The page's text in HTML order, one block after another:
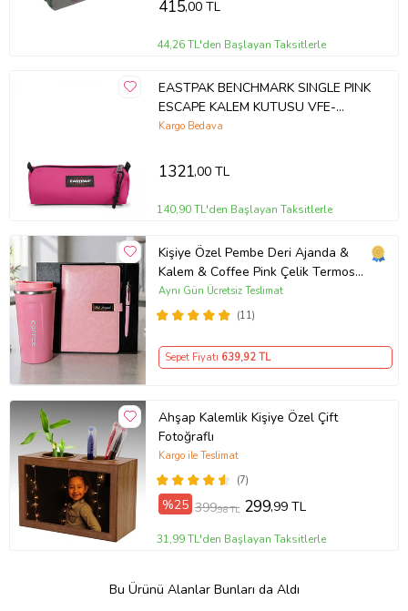
415,00 TL
44,26 TL'den Başlayan Taksitlerle
EASTPAK BENCHMARK SINGLE PINK
ESCAPE KALEM KUTUSU VFE-
EK000372K251
Kargo Bedava
1321,00 TL
140,90 TL'den Başlayan Taksitlerle
Kişiye Özel Pembe Deri Ajanda &
Kalem & Coffee Pink Çelik Termos
Premium Hediye Seti
(11)
Aynı Gün Ücretsiz Teslimat
Sepet Fiyatı 639,92 TL
Ahşap Kalemlik Kişiye Özel Çift
Fotoğraflı
(7)
Kargo ile Teslimat
%25 399,98 TL 299,99 TL
31,99 TL'den Başlayan Taksitlerle
Bu Ürünü Alanlar Bunları da Aldı